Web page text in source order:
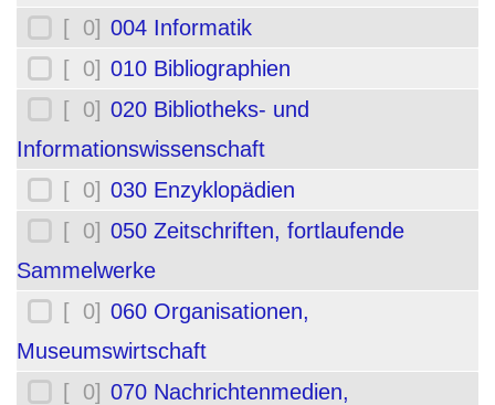
[ 0] 004 Informatik
[ 0] 010 Bibliographien
[ 0] 020 Bibliotheks- und
Informationswissenschaft
[ 0] 030 Enzyklopädien
[ 0] 050 Zeitschriften, fortlaufende
Sammelwerke
[ 0] 060 Organisationen,
Museumswirtschaft
[ 0] 070 Nachrichtenmedien,